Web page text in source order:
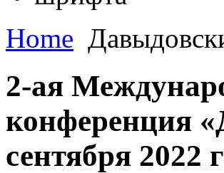
Home
2-ая
конференция
сентября 2022